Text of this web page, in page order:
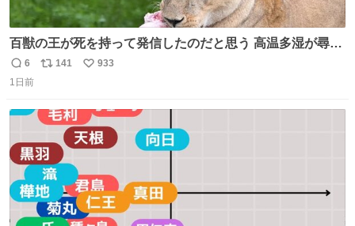
百獣の王が死を持って発信したのだと思う 高温多湿が尋常
でない日本の夏 どうか早急に飼育の環境を見直して 動物の
命を護ってください…と 治療中のライオンが助かりますよ
動物公園にて 残念ながら個体の識別は出来ません
返
信
6
リ
ト
141
い
数
933
1日前